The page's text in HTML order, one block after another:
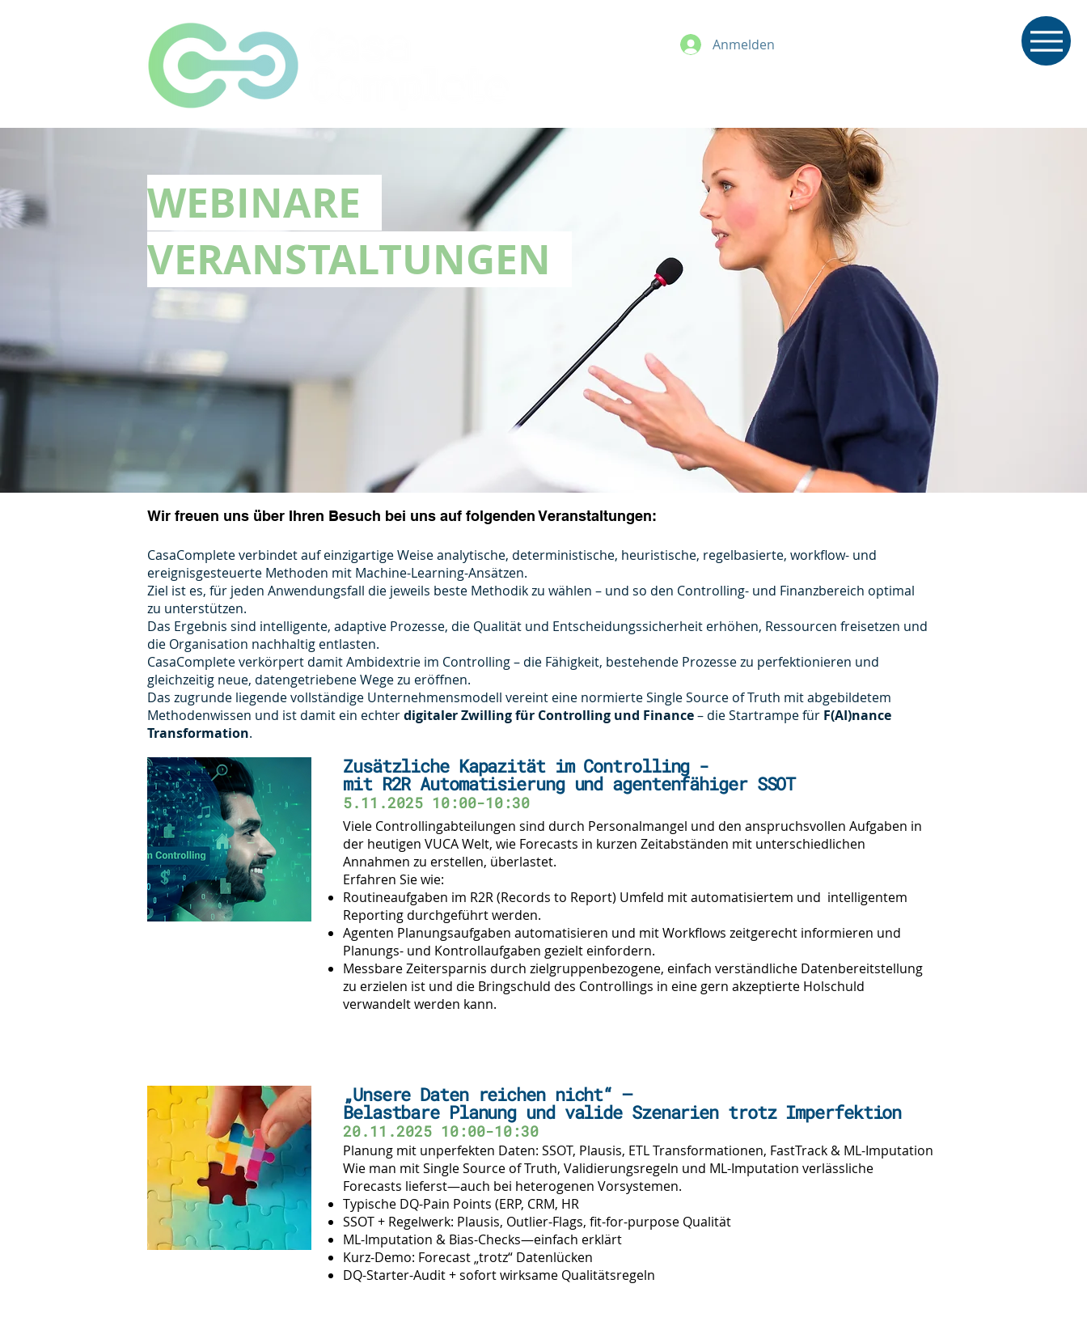
Anmelden
WEBINARE
VERANSTALTUNGEN
Wir freuen uns über Ihren Besuch bei uns auf folgenden Veranstaltungen:
CasaComplete verbindet auf einzigartige Weise analytische, deterministische, heuristische, regelbasierte, workflow- und
ereignisgesteuerte Methoden mit Machine-Learning-Ansätzen.
Ziel ist es, für jeden Anwendungsfall die jeweils beste Methodik zu wählen – und so den Controlling- und Finanzbereich optimal
zu unterstützen.
Das Ergebnis sind intelligente, adaptive Prozesse, die Qualität und Entscheidungs­sicherheit erhöhen, Ressourcen freisetzen und
die Organisation nachhaltig entlasten.
CasaComplete verkörpert damit Ambidextrie im Controlling – die Fähigkeit, bestehende Prozesse zu perfektionieren und
gleichzeitig neue, datengetriebene Wege zu eröffnen.
Das zugrunde liegende vollständige Unternehmensmodell vereint eine normierte Single Source of Truth mit abgebildetem
Methodenwissen und ist damit ein echterdigitaler Zwilling für Controlling und Finance– die Startrampe für F(AI)nance
Transformation.
Zusätzliche Kapazität im Controlling -
mit R2R Automatisierung und agentenfähiger SSOT
5.11.2025 10:00-10:30
Viele Controllingabteilungen sind durch Personalmangel und den anspruchsvollen Aufgaben in
der heutigen VUCA Welt, wie Forecasts in kurzen Zeitabständen mit unterschiedlichen
Annahmen zu erstellen, überlastet.
Erfahren Sie wie:
Routineaufgaben im R2R (Records to Report) Umfeld mit automatisiertem und intelligentem
Reporting durchgeführt werden.
Agenten Planungsaufgaben automatisieren und mit Workflows zeitgerecht informieren und
Planungs- und Kontrollaufgaben gezielt einfordern.
Messbare Zeitersparnis durch zielgruppenbezogene, einfach verständliche Datenbereitstellung
zu erzielen ist und die Bringschuld des Controllings in eine gern akzeptierte Holschuld
verwandelt werden kann.
„Unsere Daten reichen nicht“ –
Belastbare Planung und valide Szenarien trotz Imperfektion
20.11.2025 10:00-10:30
Planung mit unperfekten Daten: SSOT, Plausis, ETL Transformationen, FastTrack & ML-Imputation
Wie man mit Single Source of Truth, Validierungsregeln und ML-Imputation verlässliche
Forecasts lieferst—auch bei heterogenen Vorsystemen.
Typische DQ-Pain Points (ERP, CRM, HR
SSOT + Regelwerk: Plausis, Outlier-Flags, fit-for-purpose Qualität
ML-Imputation & Bias-Checks—einfach erklärt
Kurz-Demo: Forecast „trotz“ Datenlücken
DQ-Starter-Audit + sofort wirksame Qualitätsregeln